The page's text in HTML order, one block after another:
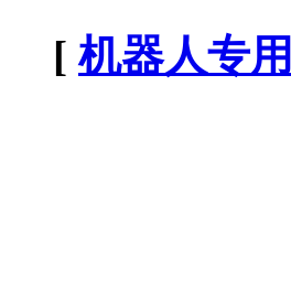
[机器人专